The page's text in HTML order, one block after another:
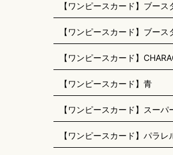
【ワンピースカード】ブース
【ワンピースカード】ブー
【ワンピースカード】
【ワンピースカード】青
【ワンピースカード】スーパ
【ワンピースカード】パラレ